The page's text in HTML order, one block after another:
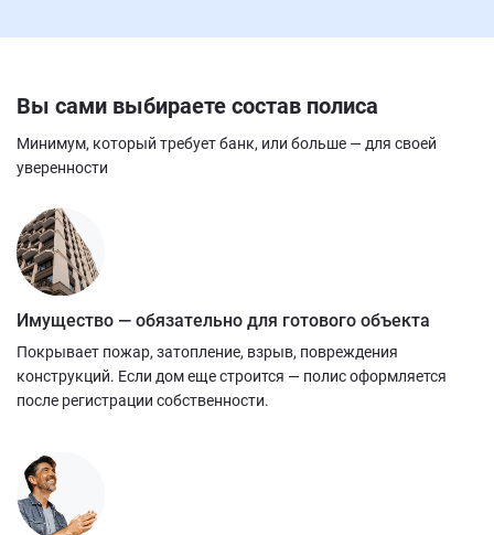
Вы сами выбираете состав полиса
Минимум, который требует банк, или больше — для своей
уверенности
Имущество — обязательно для готового объекта
Покрывает пожар, затопление, взрыв, повреждения
конструкций. Если дом еще строится — полис оформляется
после регистрации собственности.